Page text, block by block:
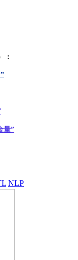
：
”
量”
NLP